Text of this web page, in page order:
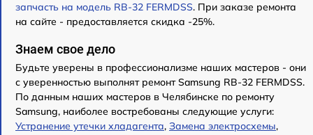
запчасть на модель RB-32 FERMDSS. При заказе ремонта
на сайте - предоставляется скидка -25%.
Знаем свое дело
Будьте уверены в профессионализме наших мастеров - они
с уверенностью выполнят ремонт Samsung RB-32 FERMDSS.
По данным наших мастеров в Челябинске по ремонту
Samsung, наиболее востребованы следующие услуги:
Устранение утечки хладагента, Замена электросхемы,